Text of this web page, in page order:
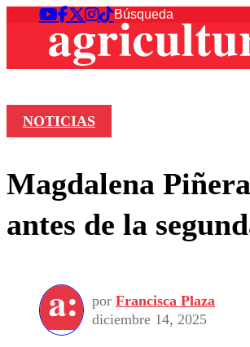
NOTICIAS
Magdalena
antes de la
por Francisca Plaza
diciembre 14, 2025